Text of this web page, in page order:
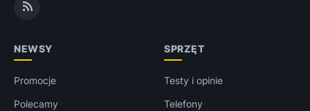
NEWSY
Promocje
Polecamy
SPRZĘT
Testy i opinie
Telefony